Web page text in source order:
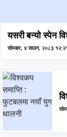
‍यसरी बन्यो स्पेन
सोमबार, ४ साउन, २०८३